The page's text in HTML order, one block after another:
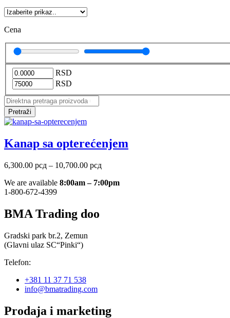
Cena
RSD
RSD
Pretraži
Kanap sa opterećenjem
6,300.00 рсд – 10,700.00 рсдRaspon
od
We are available 8:00am – 7:00pm
1-800-672-4399
BMA Trading doo
Gradski park br.2, Zemun
(Glavni ulaz SC“Pinki“)
Telefon:
+381 11 37 71 538
info@bmatrading.com
Prodaja i marketing